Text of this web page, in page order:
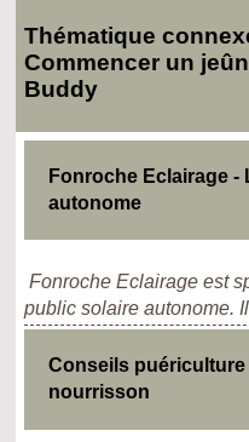
Thématique
Commencer un
Buddy
Fonroche Eclairage -
autonome
Fonroche Eclairage est
public solaire autonome.
Conseils
nourrisson